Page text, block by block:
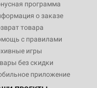
программа
о заказе
товара
с правилами
игры
без скидки
приложение